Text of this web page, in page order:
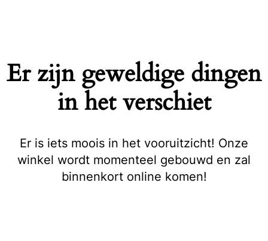
Er zijn geweldige dingen
in het verschiet
Er is iets moois in het vooruitzicht! Onze
winkel wordt momenteel gebouwd en zal
binnenkort online komen!